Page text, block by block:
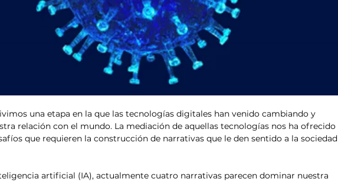
una etapa en la que las tecnologías digitales han venido cambiando y
relación con el mundo. La mediación de aquellas tecnologías nos ha ofrecido
que requieren la construcción de narrativas que le den sentido a la sociedad
artificial (IA), actualmente cuatro narrativas parecen dominar nuestra